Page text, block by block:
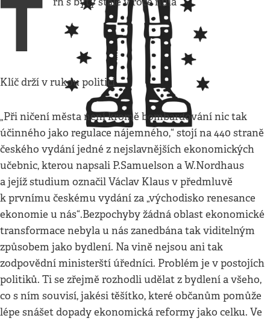
T
Klíč drží v rukou politici
„Při ničení města není kromě bombardování nic tak
účinného jako regulace nájemného,“ stojí na 440 straně
českého vydání jedné z nejslavnějších ekonomických
učebnic, kterou napsali P.Samuelson a W.Nordhaus
a jejíž studium označil Václav Klaus v předmluvě
k prvnímu českému vydání za „východisko renesance
ekonomie u nás“.Bezpochyby žádná oblast ekonomické
transformace nebyla u nás zanedbána tak viditelným
způsobem jako bydlení. Na vině nejsou ani tak
zodpovědní ministerští úředníci. Problém je v postojích
politiků. Ti se zřejmě rozhodli udělat z bydlení a všeho,
co s ním souvisí, jakési těšítko, které občanům pomůže
lépe snášet dopady ekonomická reformy jako celku. Ve